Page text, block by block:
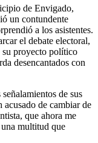
de Envigado,
un contundente
a los asistentes.
el debate electoral,
su proyecto político
desencantados con
de sus
acusado de cambiar de
que ahora me
multitud que